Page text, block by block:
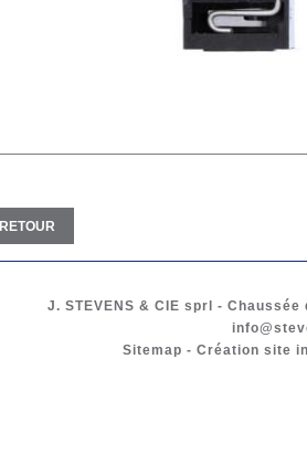
RETOUR
J. STEVENS & CIE sprl - Chaussée
Sitemap - Création site